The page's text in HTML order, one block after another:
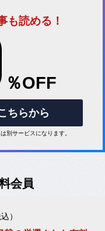
も読める！
％OFF
ちらから
別サービスになります。
会員
）